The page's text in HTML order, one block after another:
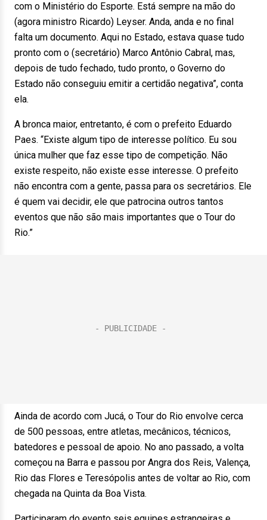
com o Ministério do Esporte. Está sempre na mão do
(agora ministro Ricardo) Leyser. Anda, anda e no final
falta um documento. Aqui no Estado, estava quase tudo
pronto com o (secretário) Marco Antônio Cabral, mas,
depois de tudo fechado, tudo pronto, o Governo do
Estado não conseguiu emitir a certidão negativa”, conta
ela.
A bronca maior, entretanto, é com o prefeito Eduardo
Paes. “Existe algum tipo de interesse político. Eu sou
única mulher que faz esse tipo de competição. Não
existe respeito, não existe esse interesse. O prefeito
não encontra com a gente, passa para os secretários. Ele
é quem vai decidir, ele que patrocina outros tantos
eventos que não são mais importantes que o Tour do
Rio.”
Ainda de acordo com Jucá, o Tour do Rio envolve cerca
de 500 pessoas, entre atletas, mecânicos, técnicos,
batedores e pessoal de apoio. No ano passado, a volta
começou na Barra e passou por Angra dos Reis, Valença,
Rio das Flores e Teresópolis antes de voltar ao Rio, com
chegada na Quinta da Boa Vista.